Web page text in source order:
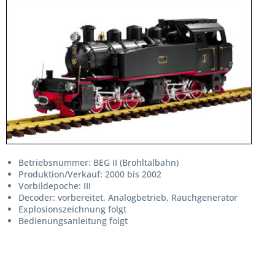
Betriebsnummer: BEG II (Brohltalbahn)
Produktion/Verkauf: 2000 bis 2002
Vorbildepoche: III
Decoder: vorbereitet, Analogbetrieb, Rauchgenerator
Explosionszeichnung folgt
Bedienungsanleitung folgt